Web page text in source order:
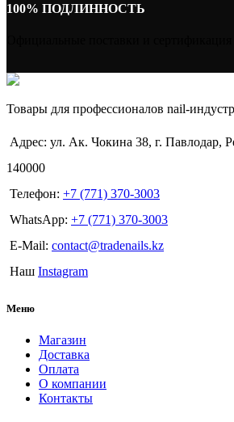
100% ПОДЛИННОСТЬ
Товары для профессионалов nail-
Адрес: ул. Ак. Чокина 38, г. Павлодар,
140000
Телефон: +7 (771) 370-3003
WhatsApp: +7 (771) 370-3003
E-Mail: contact@tradenails.kz
Наш Instagram
Меню
Магазин
Доставка
Оплата
О компании
Контакты